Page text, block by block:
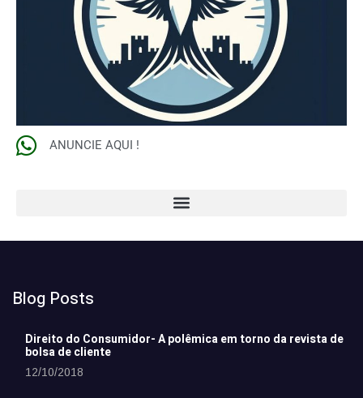
ANUNCIE AQUI !
Blog Posts
Direito do Consumidor- A polêmica em torno da revista de
bolsa de cliente
12/10/2018